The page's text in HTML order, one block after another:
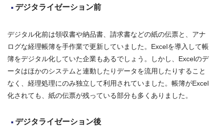
デジタライゼーション前
デジタル化前は領収書や納品書、請求書などの紙の伝票と、アナ
ログな経理帳簿を手作業で更新していました。Excelを導入して帳
簿をデジタル化していた企業もあるでしょう。しかし、Excelのデ
ータはほかのシステムと連動したりデータを流用したりすること
なく、経理処理にのみ独立して利用されていました。帳簿がExcel
化されても、紙の伝票が残っている部分も多くありました。
デジタライゼーション後